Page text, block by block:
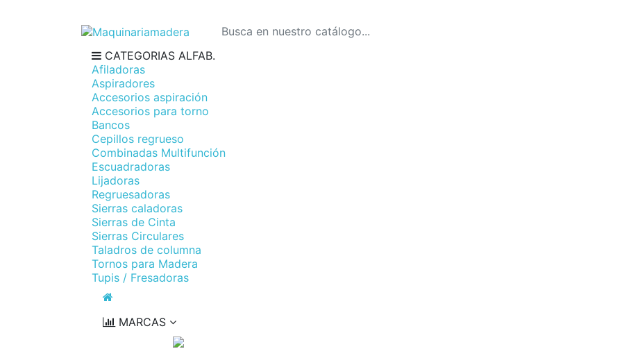
CATEGORIAS ALFAB.
Afiladoras
Aspiradores
Accesorios aspiración
Accesorios para torno
Bancos
Cepillos regrueso
Combinadas Multifunción
Escuadradoras
Lijadoras
Regruesadoras
Sierras caladoras
Sierras de Cinta
Sierras Circulares
Taladros de columna
Tornos para Madera
Tupis / Fresadoras
MARCAS